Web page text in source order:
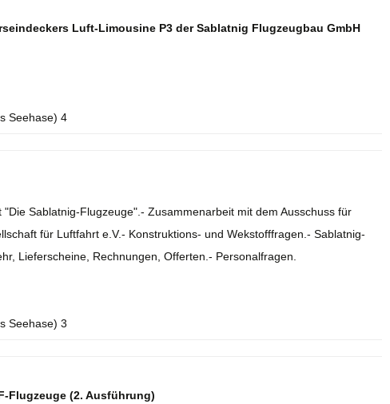
Luft-Limousine P3 der Sablatnig Flugzeugbau GmbH
Seehase) 4
Sablatnig-Flugzeuge".- Zusammenarbeit mit dem Ausschuss für
für Luftfahrt e.V.- Konstruktions- und Wekstofffragen.- Sablatnig-
Lieferscheine, Rechnungen, Offerten.- Personalfragen.
Seehase) 3
Flugzeuge (2. Ausführung)